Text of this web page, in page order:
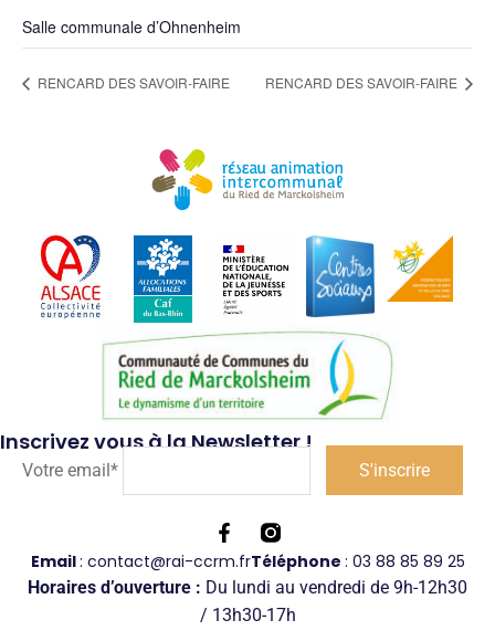
Salle communale d’Ohnenheim
RENCARD DES SAVOIR-FAIRE RENCARD DES SAVOIR-FAIRE
Inscrivez vous à la Newsletter !
Votre email*
Horaires d’ouverture : Du lundi au vendredi de 9h-12h30
/ 13h30-17h
Email: contact@rai-ccrm.frTéléphone : 03 88 85 89 25